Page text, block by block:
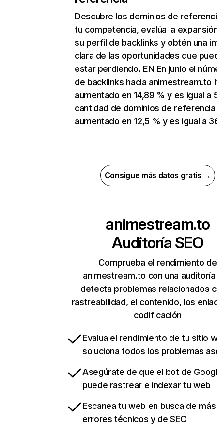
Descubre los dominios de
tu competencia, evalúa la
su perfil de backlinks y obtén una
clara de las oportunidades que
estar perdiendo. EN En junio el
de backlinks hacia animestream.to
aumentado en 14,89 % y es igual a
cantidad de dominios de referencia
aumentado en 12,5 % y es igual a
Consigue más datos gratis →
animestream.to
Auditoría SEO
Comprueba el rendimiento de
animestream.to con una
detecta problemas relacionados
rastreabilidad, el contenido, los
codificación
Evalua el rendimiento de tu sitio
soluciona todos los problemas
Asegúrate de que el bot de
puede rastrear e indexar tu web
Escanea tu web en busca de
errores técnicos y de SEO